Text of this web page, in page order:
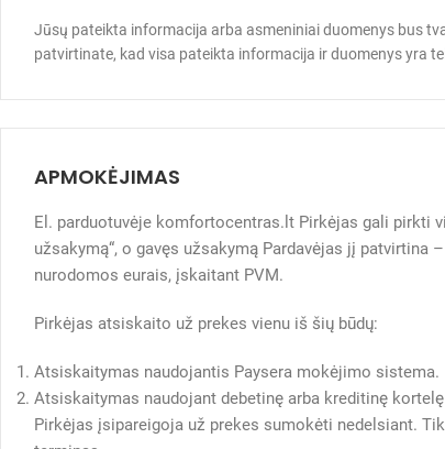
Jūsų pateikta informacija arba asmeniniai duomenys bus
patvirtinate, kad visa pateikta informacija ir duomenys yra
APMOKĖJIMAS
El. parduotuvėje komfortocentras.lt Pirkėjas gali pirkti
užsakymą“, o gavęs užsakymą Pardavėjas jį
nurodomos eurais, įskaitant PVM.
Pirkėjas atsiskaito už prekes vienu iš šių būdų:
Atsiskaitymas naudojantis Paysera mokėjimo sistema.
Atsiskaitymas naudojant debetinę arba kreditinę kortelę
Pirkėjas įsipareigoja už prekes sumokėti nedelsiant.